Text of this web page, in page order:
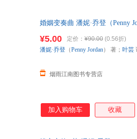
说1942年的战事是一个决定性
国”彻底消亡。
婚姻变奏曲 潘妮·乔登（Penny
子发票！
¥5.00 定价： ¥90.00 (0.56折)
烟雨江南图书专营店
潘妮·乔登 （Penny Jordan） 著； 叶芸
加入购物车 收藏